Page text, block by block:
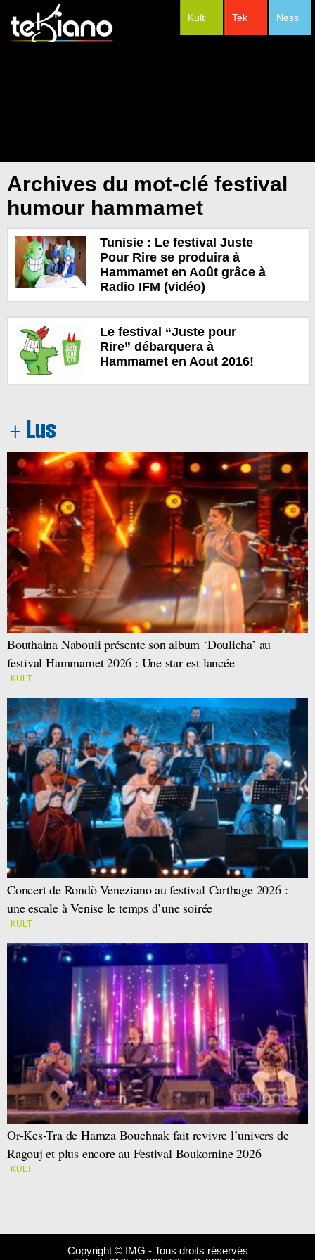
Ness
Tek
Kult
Archives du mot-clé festival
humour hammamet
Tunisie : Le festival Juste
Pour Rire se produira à
Hammamet en Août grâce à
Radio IFM (vidéo)
Le festival “Juste pour
Rire” débarquera à
Hammamet en Aout 2016!
Bouthaina Nabouli présente son album ‘Doulicha’ au
festival Hammamet 2026 : Une star est lancée
KULT
Concert de Rondò Veneziano au festival Carthage 2026 :
une escale à Venise le temps d’une soirée
KULT
Or-Kes-Tra de Hamza Bouchnak fait revivre l’univers de
Ragouj et plus encore au Festival Boukornine 2026
KULT
Copyright © IMG - Tous droits réservés